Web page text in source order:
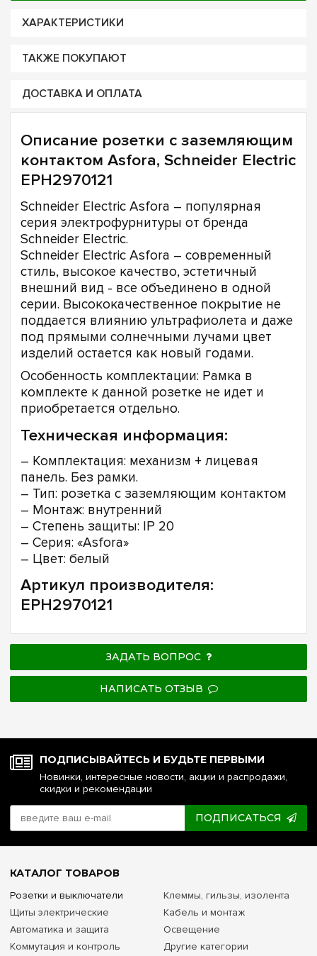
ХАРАКТЕРИСТИКИ
ТАКЖЕ ПОКУПАЮТ
ДОСТАВКА И ОПЛАТА
Описание розетки с заземляющим
контактом Asfora, Schneider Electric
EPH2970121
Schneider Electric Asfora – популярная
серия электрофурнитуры от бренда
Schneider Electric.
Schneider Electric Asfora – cовременный
стиль, высокое качество, эстетичный
внешний вид - все объединено в одной
серии. Высококачественное покрытие не
поддается влиянию ультрафиолета и даже
под прямыми солнечными лучами цвет
изделий остается как новый годами.
Особенность комплектации: Рамка в
комплекте к данной розетке не идет и
приобретается отдельно.
Техническая информация:
– Комплектация: механизм + лицевая
панель. Без рамки.
– Тип: розетка с заземляющим контактом
– Монтаж: внутренний
– Степень защиты: IP 20
– Серия: «Asfora»
– Цвет: белый
Артикул производителя:
EPH2970121
ЗАДАТЬ ВОПРОС
НАПИСАТЬ ОТЗЫВ
ПОДПИСЫВАЙТЕСЬ И БУДЬТЕ ПЕРВЫМИ
Новинки, интересные новости, акции и распродажи,
скидки и рекомендации
ПОДПИСАТЬСЯ
КАТАЛОГ ТОВАРОВ
Розетки и выключатели
Щиты электрические
Автоматика и защита
Коммутация и контроль
Клеммы, гильзы, изолента
Кабель и монтаж
Освещение
Другие категории